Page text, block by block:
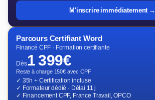
M'inscrire immédiatement →
Parcours Certifiant Word
Financé CPF · Formation certifiante
Dès1 399€
Reste à charge 150€ avec CPF
✓ 35h + Certification incluse
✓ Formateur dédié · Délai 11 j
✓ Financement CPF, France Travail, OPCO